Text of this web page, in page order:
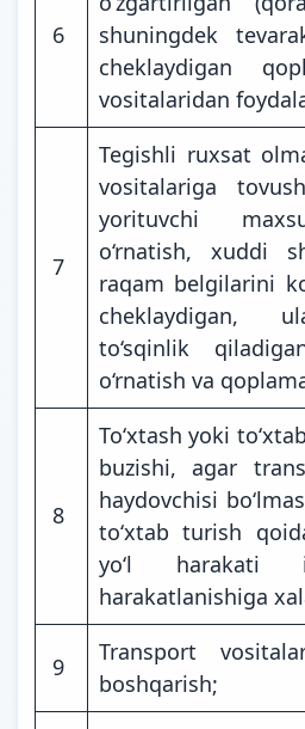
6
shuningdek
cheklaydigan
vositalaridan
7
Tegishli ruxsat
vositalariga
yorituvchi
o‘rnatish, xuddi
raqam belgilarini
cheklaydigan,
to‘sqinlik
o‘rnatish va
8
To‘xtash yoki
buzishi, agar
haydovchisi
to‘xtab turish
yo‘l harakati
harakatlanishiga
9
Transport
boshqarish;